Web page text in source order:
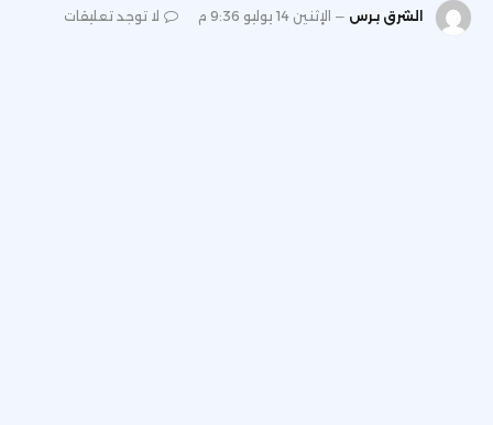
الشرق برس الإثنين 14 يوليو 9:36 م لا توجد تعليقات